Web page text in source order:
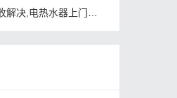
,电热水器上门回收解决